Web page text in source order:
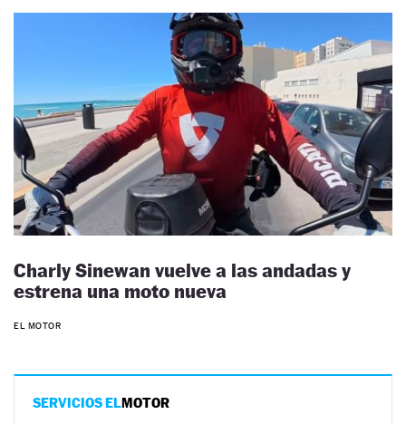
Charly Sinewan vuelve a las andadas y
estrena una moto nueva
EL MOTOR
SERVICIOS ELMOTOR